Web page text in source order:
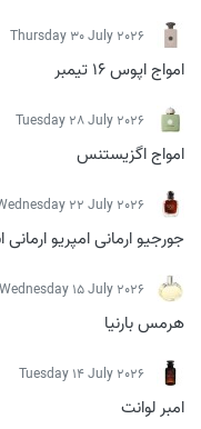
Thursday 30 July 2026
امواج اپوس 16 تیمبر
Tuesday 28 July 2026
امواج اگزیستنس
22 July 2026
جورجیو ارمانی امپریو
Wednesday 15 July 2026
هرمس بارنیا
Tuesday 14 July 2026
امبر لوانت